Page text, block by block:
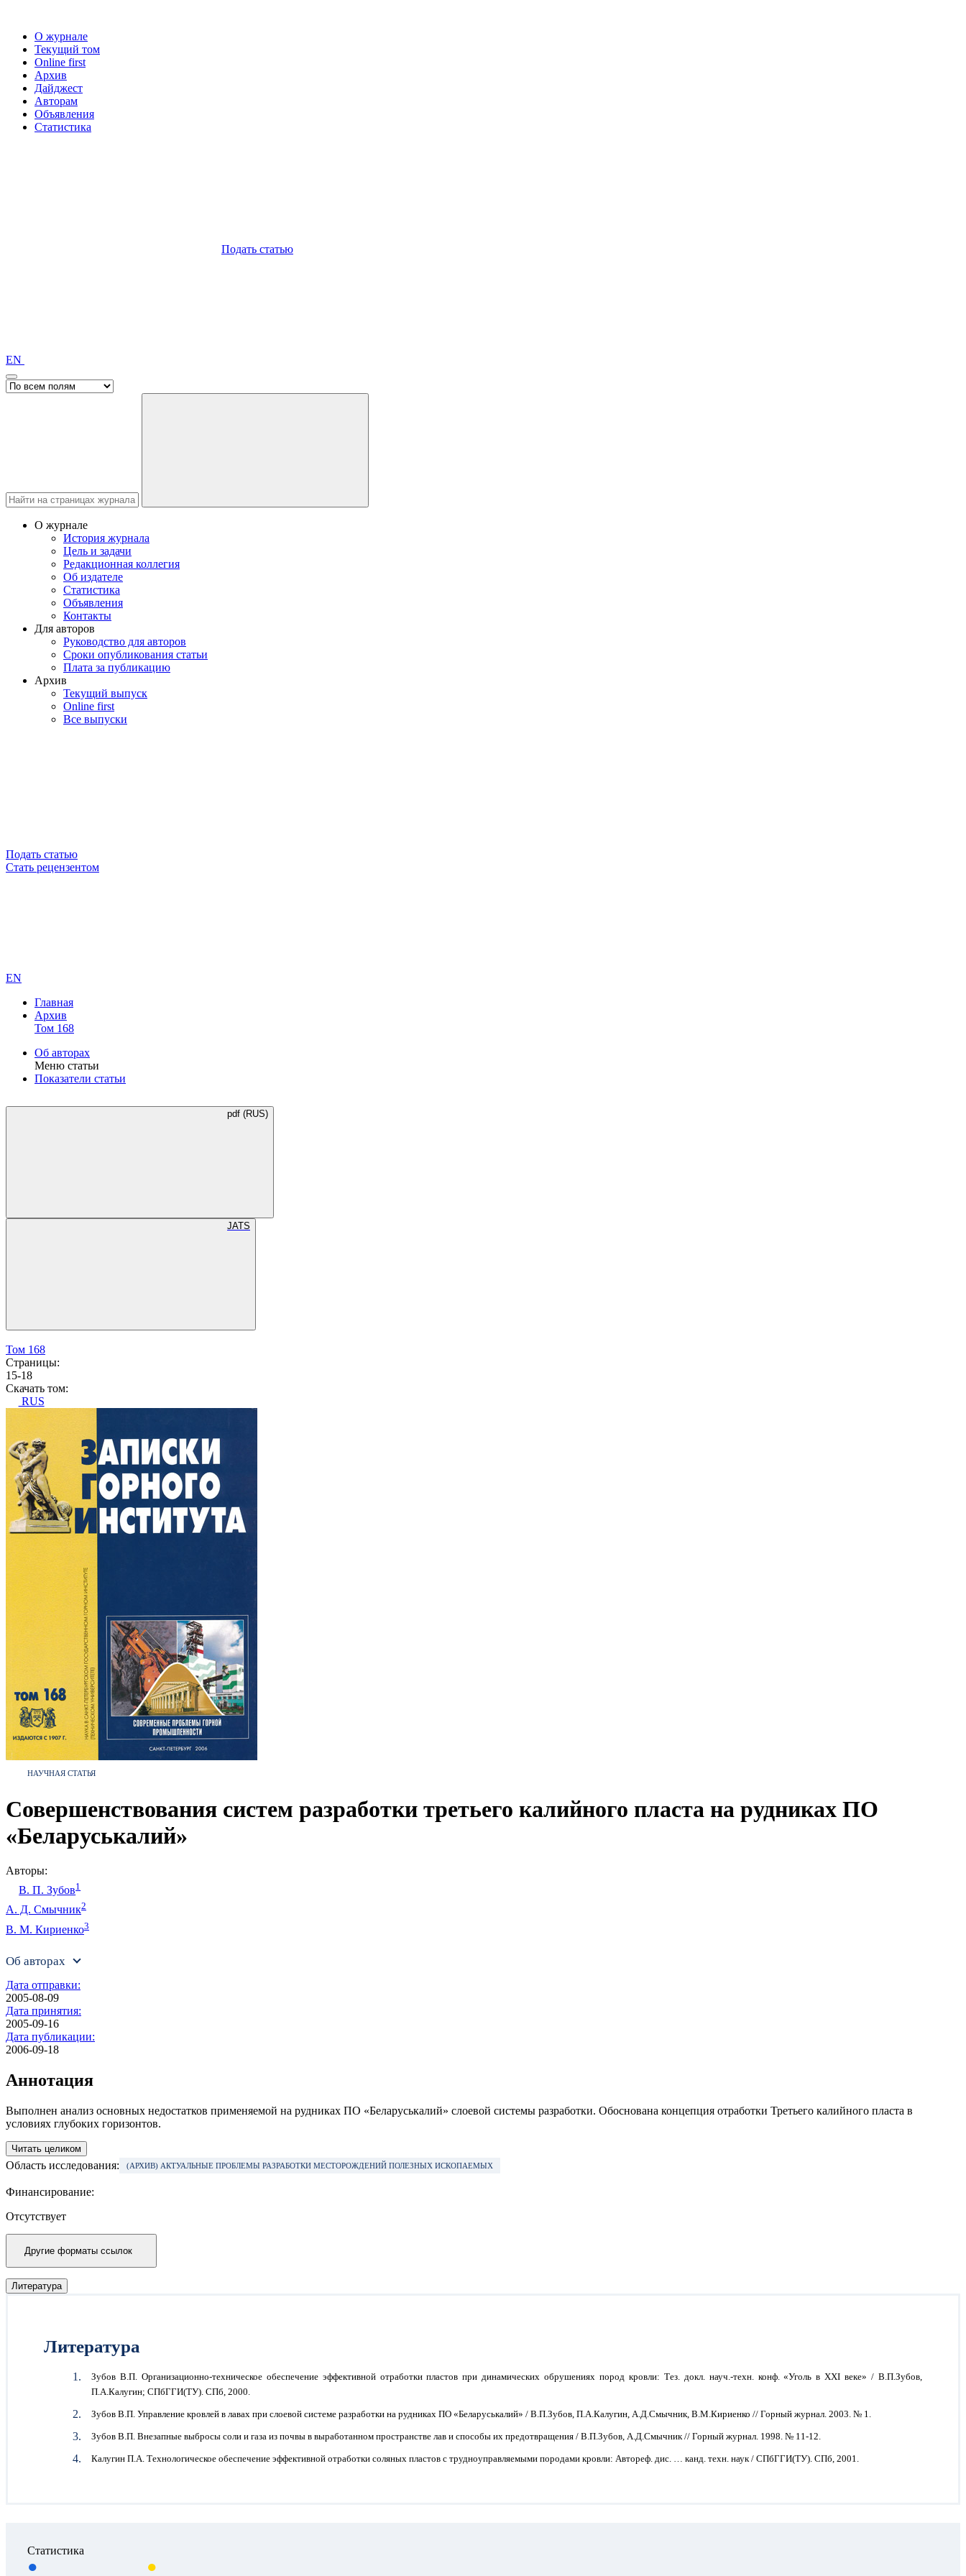
О журнале
Текущий том
Online first
Архив
Дайджест
Авторам
Объявления
Статистика
Подать статью
EN
О журнале
История журнала
Цель и задачи
Редакционная коллегия
Об издателе
Статистика
Объявления
Контакты
Для авторов
Руководство для авторов
Сроки опубликования статьи
Плата за публикацию
Архив
Текущий выпуск
Online first
Все выпуски
Подать статью
Стать рецензентом
EN
Главная
Архив
Том 168
Об авторах
Меню статьи
Показатели статьи
pdf (RUS)
JATS
Том 168
Страницы:
15-18
Скачать том:
RUS
НАУЧНАЯ СТАТЬЯ
Совершенствования систем разработки третьего калийного пласта на рудниках ПО
«Беларуськалий»
Авторы:
В. П. Зубов1
А. Д. Смычник2
В. М. Кириенко3
Об авторах
Дата отправки:
2005-08-09
Дата принятия:
2005-09-16
Дата публикации:
2006-09-18
Аннотация
Выполнен анализ основных недостатков применяемой на рудниках ПО «Беларуськалий» слоевой системы разработки. Обоснована концепция отработки Третьего калийного пласта в
условиях глубоких горизонтов.
Читать целиком
Область исследования: (АРХИВ) АКТУАЛЬНЫЕ ПРОБЛЕМЫ РАЗРАБОТКИ МЕСТОРОЖДЕНИЙ ПОЛЕЗНЫХ ИСКОПАЕМЫХ
Финансирование:
Отсутствует
Другие форматы ссылок
Литература
Литература
Зубов В.П. Организационно-техническое обеспечение эффективной отработки пластов при динамических обрушениях пород кровли: Тез. докл. науч.-техн. конф. «Уголь в XXI веке» / В.П.Зубов,
П.А.Калугин; СПбГГИ(ТУ). СПб, 2000.
Зубов В.П. Управление кровлей в лавах при слоевой системе разработки на рудниках ПО «Беларуськалий» / В.П.Зубов, П.А.Калугин, А.Д.Смычник, В.М.Кириенко // Горный журнал. 2003. № 1.
Зубов В.П. Внезапные выбросы соли и газа из почвы в выработанном пространстве лав и способы их предотвращения / В.П.Зубов, А.Д.Смычник // Горный журнал. 1998. № 11-12.
Калугин П.А. Технологическое обеспечение эффективной отработки соляных пластов с трудноуправляемыми породами кровли: Автореф. дис. … канд. техн. наук / СПбГГИ(ТУ). СПб, 2001.
Статистика